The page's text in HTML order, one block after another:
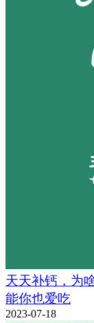
天天补钙，为
能你也爱吃
2023-07-18